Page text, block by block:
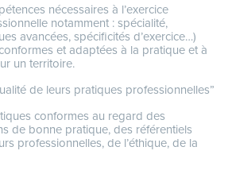
nécessaires à l’exercice
notamment : spécialité,
avancées, spécificités d’exercice…)
et adaptées à la pratique et à
un territoire.
de leurs pratiques professionnelles”
conformes au regard des
de bonne pratique, des référentiels
professionnelles, de l’éthique, de la